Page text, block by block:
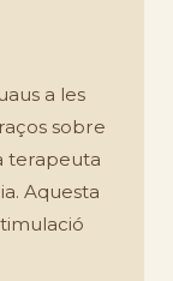
a les
sobre
terapeuta
Aquesta